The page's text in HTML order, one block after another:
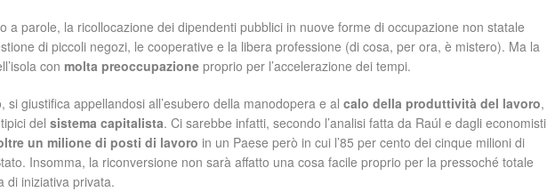
a parole, la ricollocazione dei dipendenti pubblici in nuove forme di occupazione non statale
di piccoli negozi, le cooperative e la libera professione (di cosa, per ora, è mistero). Ma la
con molta preoccupazione proprio per l’accelerazione dei tempi.
si giustifica appellandosi all’esubero della manodopera e al calo della produttività del lavoro,
del sistema capitalista. Ci sarebbe infatti, secondo l’analisi fatta da Raúl e dagli economisti
un milione di posti di lavoro in un Paese però in cui l’85 per cento dei cinque milioni di
Insomma, la riconversione non sarà affatto una cosa facile proprio per la pressoché totale
di iniziativa privata.